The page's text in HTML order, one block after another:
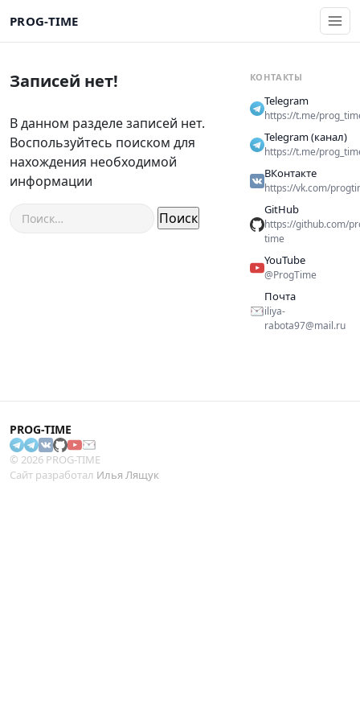
PROG-TIME
Записей нет!
В данном разделе записей нет.
Воспользуйтесь поиском для
нахождения необходимой
информации
Найти:
КОНТАКТЫ
Telegram
https://t.me/
Telegram (канал)
https://t.me/
ВКонтакте
https://vk.com/
GitHub
https://github.com/
time
YouTube
@ProgTime
Почта
iliya-
rabota97@mail.ru
PROG-TIME
© 2026 PROG-TIME
Сайт разработал Илья Лящук